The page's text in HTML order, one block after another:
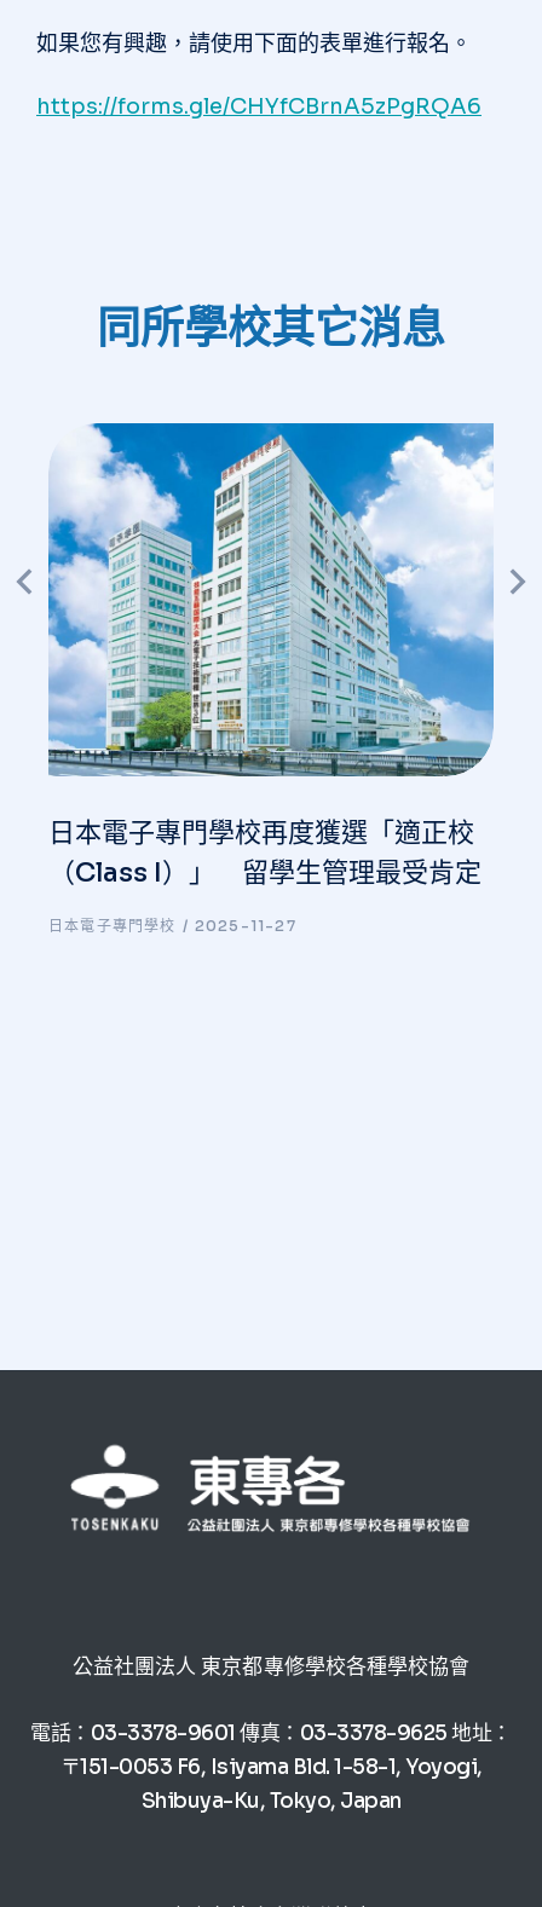
如果您有興趣，請使用下面的表單進行報名。
https://forms.gle/CHYfCBrnA5zPgRQA6
同所學校其它消息
日本電子專門學校再度獲選「適正校
（Class I）」 留學生管理最受肯定
日本電子專門學校 2025-11-27
公益社團法人 東京都專修學校各種學校協會
電話：03-3378-9601 傳真：03-3378-9625 地址：
〒151-0053 F6, Isiyama Bld. 1-58-1, Yoyogi,
Shibuya-Ku, Tokyo, Japan